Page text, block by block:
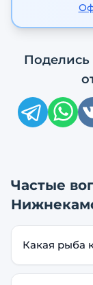
Частые
Какая рыба